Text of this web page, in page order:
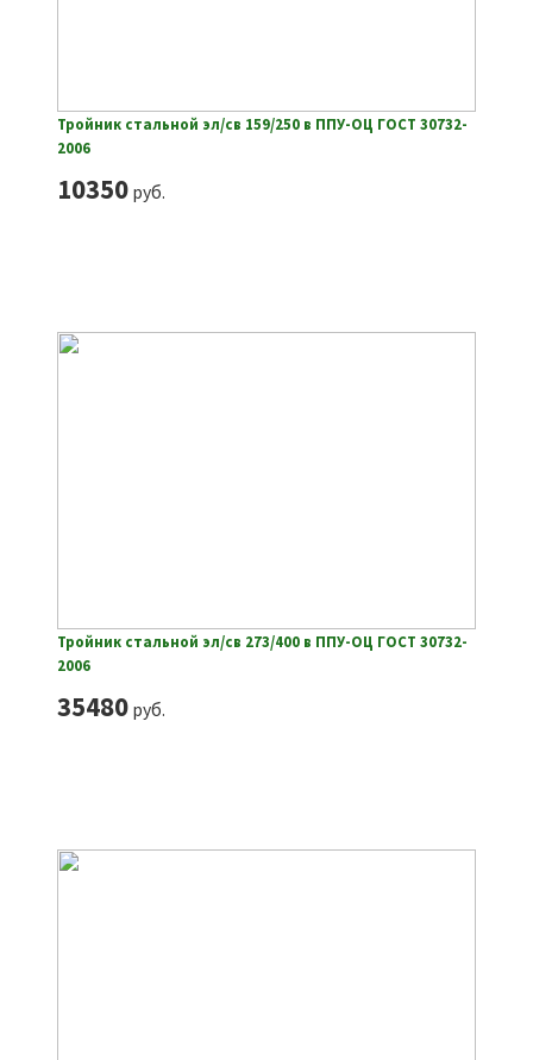
Тройник стальной эл/св 159/250 в ППУ-ОЦ ГОСТ 30732-
2006
10350руб.
Тройник стальной эл/св 273/400 в ППУ-ОЦ ГОСТ 30732-
2006
35480руб.